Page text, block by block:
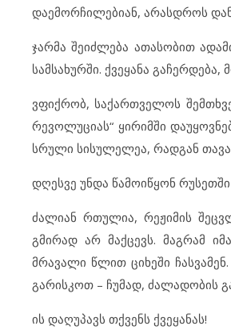
დაემორჩილებიან, არასდროს
ჯარმა შეიძლება ათასობით
სამსახურში. ქვეყანა
ვფიქრობ, საქართველოს
რევოლუციას“ ყირიმში
სრული სისულელეა, რადგან
დღესვე უნდა წამოიწყონ
ძალიან რთულია, რეჟიმის
გმირად არ მაქცევს. მაგრამ
მრავალი წლით ციხეში
გარისკოთ – ჩუმად, ძალადობის
ის დაღუპავს თქვენს ქვეყანას!